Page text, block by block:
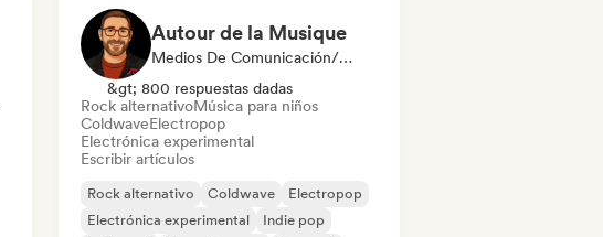
Autour de la Musique
Medios De Comunicación/Periodista
&gt; 800 respuestas dadas
Rock alternativoMúsica para niños
ColdwaveElectropop
Electrónica experimental
Escribir artículos
Rock alternativo Coldwave
Electropop
Electrónica experimental
Indie pop